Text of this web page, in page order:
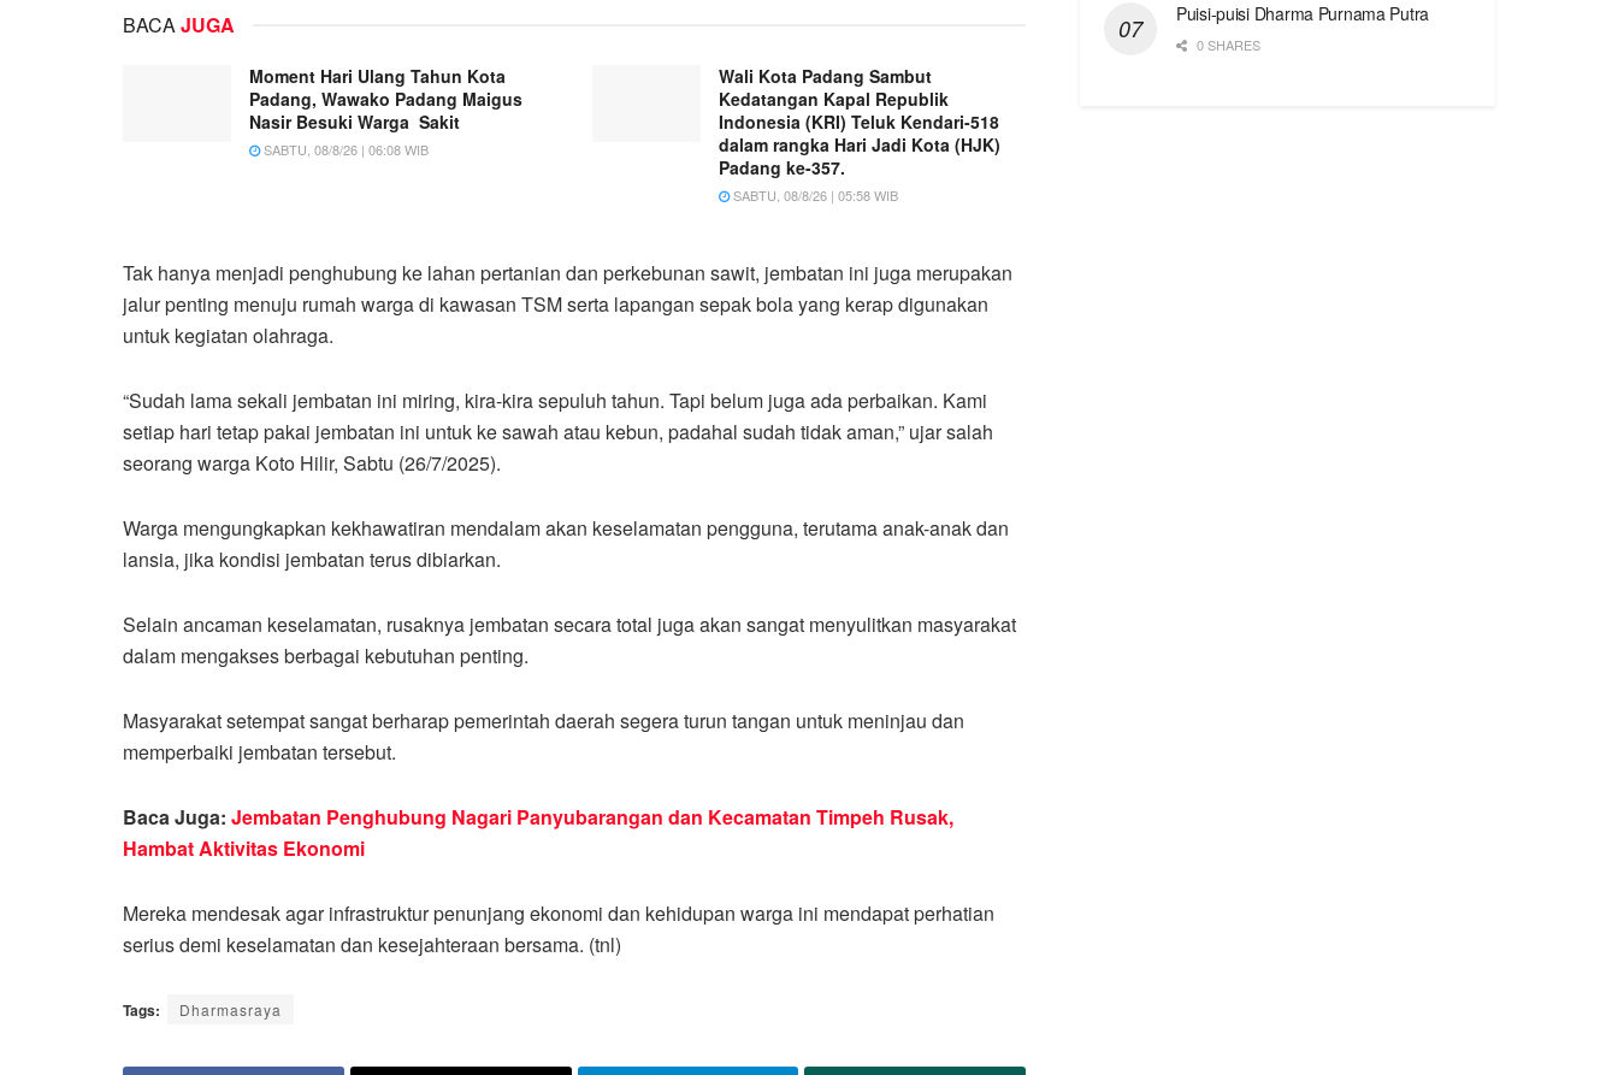
BACA JUGA
Moment Hari Ulang Tahun Kota
Padang, Wawako Padang Maigus
Nasir Besuki Warga Sakit
SABTU, 08/8/26 | 06:08 WIB
Wali Kota Padang Sambut
Kedatangan Kapal Republik
Indonesia (KRI) Teluk Kendari-518
dalam rangka Hari Jadi Kota (HJK)
Padang ke-357.
SABTU, 08/8/26 | 05:58 WIB
Tak hanya menjadi penghubung ke lahan pertanian dan perkebunan sawit, jembatan ini juga merupakan
jalur penting menuju rumah warga di kawasan TSM serta lapangan sepak bola yang kerap digunakan
untuk kegiatan olahraga.
“Sudah lama sekali jembatan ini miring, kira-kira sepuluh tahun. Tapi belum juga ada perbaikan. Kami
setiap hari tetap pakai jembatan ini untuk ke sawah atau kebun, padahal sudah tidak aman,” ujar salah
seorang warga Koto Hilir, Sabtu (26/7/2025).
Warga mengungkapkan kekhawatiran mendalam akan keselamatan pengguna, terutama anak-anak dan
lansia, jika kondisi jembatan terus dibiarkan.
Selain ancaman keselamatan, rusaknya jembatan secara total juga akan sangat menyulitkan masyarakat
dalam mengakses berbagai kebutuhan penting.
Masyarakat setempat sangat berharap pemerintah daerah segera turun tangan untuk meninjau dan
memperbaiki jembatan tersebut.
Baca Juga: Jembatan Penghubung Nagari Panyubarangan dan Kecamatan Timpeh Rusak,
Hambat Aktivitas Ekonomi
Mereka mendesak agar infrastruktur penunjang ekonomi dan kehidupan warga ini mendapat perhatian
serius demi keselamatan dan kesejahteraan bersama. (tnl)
Tags: Dharmasraya
Puisi-puisi Dharma Purnama Putra
0 SHARES